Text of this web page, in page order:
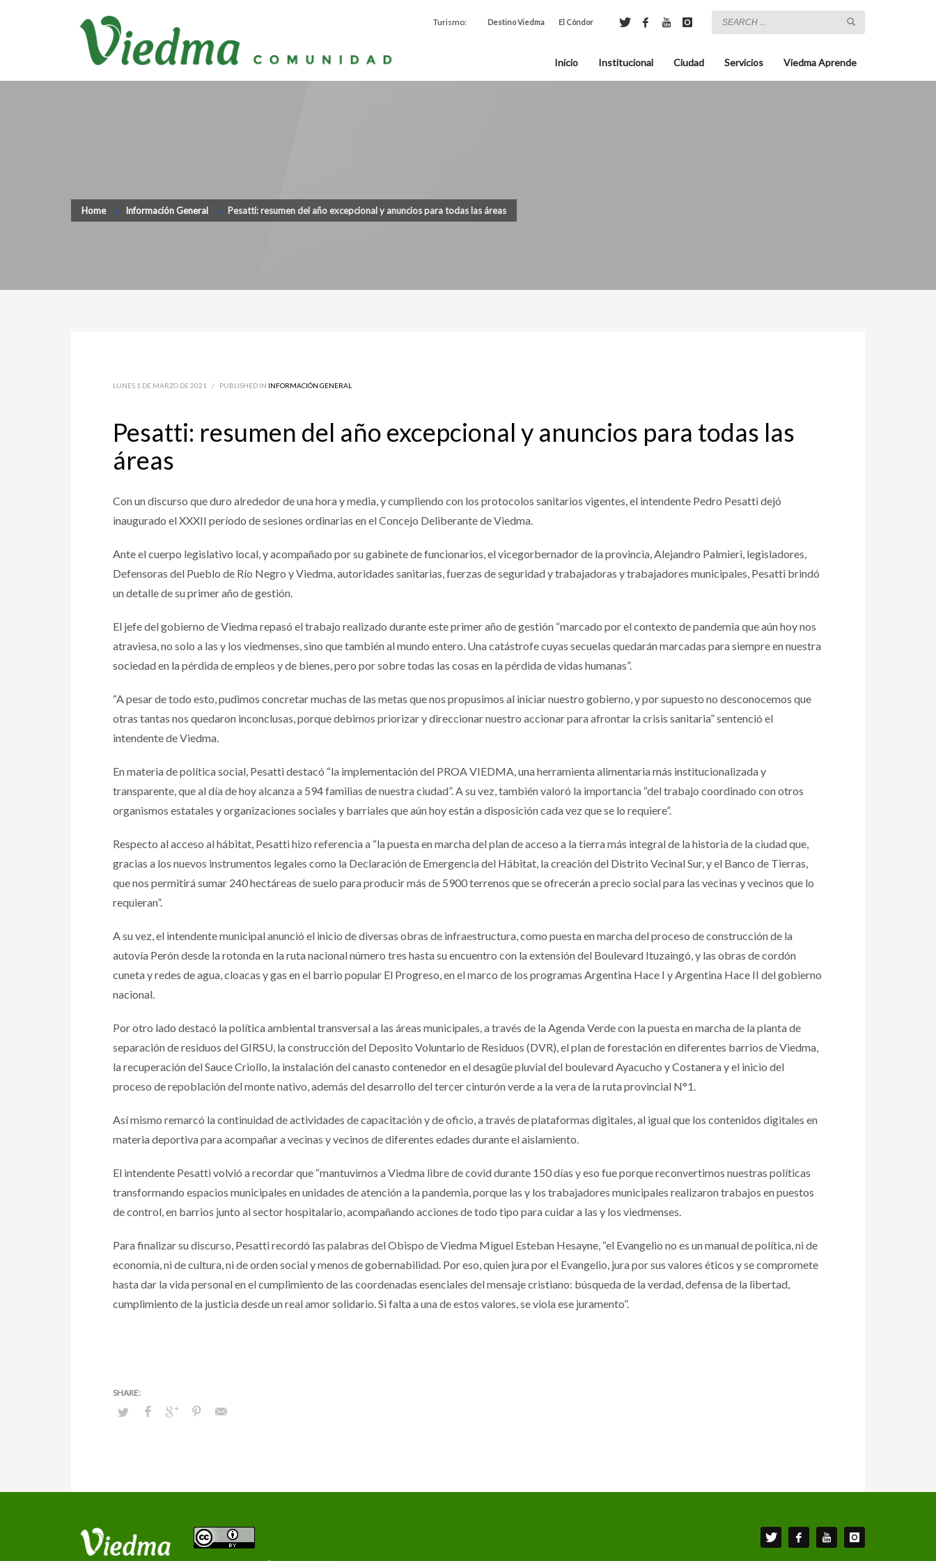
Turismo: Destino Viedma El Cóndor
Inicio Institucional Ciudad Servicios Viedma Aprende
Home Información General Pesatti: resumen del año excepcional y anuncios para todas las áreas
LUNES 1 DE MARZO DE 2021 / PUBLISHED IN INFORMACIÓN GENERAL
Pesatti: resumen del año excepcional y anuncios para todas las
áreas
Con un discurso que duro alrededor de una hora y media, y cumpliendo con los protocolos sanitarios vigentes, el intendente Pedro Pesatti dejó
inaugurado el XXXII período de sesiones ordinarias en el Concejo Deliberante de Viedma.
Ante el cuerpo legislativo local, y acompañado por su gabinete de funcionarios, el vicegorbernador de la provincia, Alejandro Palmieri, legisladores,
Defensoras del Pueblo de Río Negro y Viedma, autoridades sanitarias, fuerzas de seguridad y trabajadoras y trabajadores municipales, Pesatti brindó
un detalle de su primer año de gestión.
El jefe del gobierno de Viedma repasó el trabajo realizado durante este primer año de gestión “marcado por el contexto de pandemia que aún hoy nos
atraviesa, no solo a las y los viedmenses, sino que también al mundo entero. Una catástrofe cuyas secuelas quedarán marcadas para siempre en nuestra
sociedad en la pérdida de empleos y de bienes, pero por sobre todas las cosas en la pérdida de vidas humanas”.
“A pesar de todo esto, pudimos concretar muchas de las metas que nos propusimos al iniciar nuestro gobierno, y por supuesto no desconocemos que
otras tantas nos quedaron inconclusas, porque debimos priorizar y direccionar nuestro accionar para afrontar la crisis sanitaria” sentenció el
intendente de Viedma.
En materia de política social, Pesatti destacó “la implementación del PROA VIEDMA, una herramienta alimentaria más institucionalizada y
transparente, que al día de hoy alcanza a 594 familias de nuestra ciudad”. A su vez, también valoró la importancia “del trabajo coordinado con otros
organismos estatales y organizaciones sociales y barriales que aún hoy están a disposición cada vez que se lo requiere”.
Respecto al acceso al hábitat, Pesatti hizo referencia a “la puesta en marcha del plan de acceso a la tierra más integral de la historia de la ciudad que,
gracias a los nuevos instrumentos legales como la Declaración de Emergencia del Hábitat, la creación del Distrito Vecinal Sur, y el Banco de Tierras,
que nos permitirá sumar 240 hectáreas de suelo para producir más de 5900 terrenos que se ofrecerán a precio social para las vecinas y vecinos que lo
requieran”.
A su vez, el intendente municipal anunció el inicio de diversas obras de infraestructura, como puesta en marcha del proceso de construcción de la
autovía Perón desde la rotonda en la ruta nacional número tres hasta su encuentro con la extensión del Boulevard Ituzaingó, y las obras de cordón
cuneta y redes de agua, cloacas y gas en el barrio popular El Progreso, en el marco de los programas Argentina Hace I y Argentina Hace II del gobierno
nacional.
Por otro lado destacó la política ambiental transversal a las áreas municipales, a través de la Agenda Verde con la puesta en marcha de la planta de
separación de residuos del GIRSU, la construcción del Deposito Voluntario de Residuos (DVR), el plan de forestación en diferentes barrios de Viedma,
la recuperación del Sauce Criollo, la instalación del canasto contenedor en el desagüe pluvial del boulevard Ayacucho y Costanera y el inicio del
proceso de repoblación del monte nativo, además del desarrollo del tercer cinturón verde a la vera de la ruta provincial N°1.
Así mismo remarcó la continuidad de actividades de capacitación y de oficio, a través de plataformas digitales, al igual que los contenidos digitales en
materia deportiva para acompañar a vecinas y vecinos de diferentes edades durante el aislamiento.
El intendente Pesatti volvió a recordar que “mantuvimos a Viedma libre de covid durante 150 días y eso fue porque reconvertimos nuestras políticas
transformando espacios municipales en unidades de atención a la pandemia, porque las y los trabajadores municipales realizaron trabajos en puestos
de control, en barrios junto al sector hospitalario, acompañando acciones de todo tipo para cuidar a las y los viedmenses.
Para finalizar su discurso, Pesatti recordó las palabras del Obispo de Viedma Miguel Esteban Hesayne, “el Evangelio no es un manual de política, ni de
economía, ni de cultura, ni de orden social y menos de gobernabilidad. Por eso, quien jura por el Evangelio, jura por sus valores éticos y se compromete
hasta dar la vida personal en el cumplimiento de las coordenadas esenciales del mensaje cristiano: búsqueda de la verdad, defensa de la libertad,
cumplimiento de la justicia desde un real amor solidario. Si falta a una de estos valores, se viola ese juramento”.